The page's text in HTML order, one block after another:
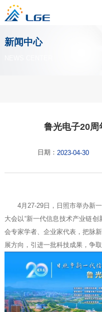
新闻中心
鲁光电子20周
日期： 2023-04-30
4月27-29日，日照市举办新
大会以“新一代信息技术产业链
会专家学者、企业家代表，把脉
展方向，引进一批科技成果，争